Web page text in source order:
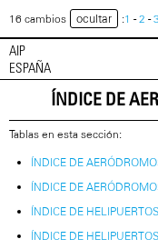
16 cambios ocultar :1 -2 -3
AIP
ESPAÑA
ÍNDICE DE
Tablas en esta sección:
ÍNDICE DE
ÍNDICE DE
ÍNDICE DE
ÍNDICE DE